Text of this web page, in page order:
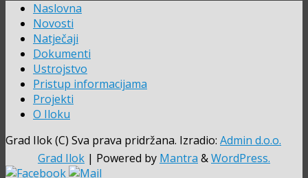
Naslovna
Novosti
Natječaji
Dokumenti
Ustrojstvo
Pristup informacijama
Projekti
O Iloku
Grad Ilok (C) Sva prava pridržana. Izradio: Admin d.o.o.
Grad Ilok | Powered by Mantra &WordPress.